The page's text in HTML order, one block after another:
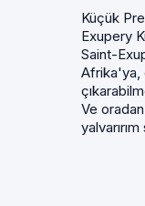
Küçük
Exupery
Saint-
Afrika'ya,
Ve